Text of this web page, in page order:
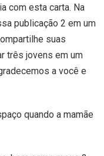
com esta carta. Na
publicação 2 em um
suas
três jovens em um
a você e
quando a mamãe